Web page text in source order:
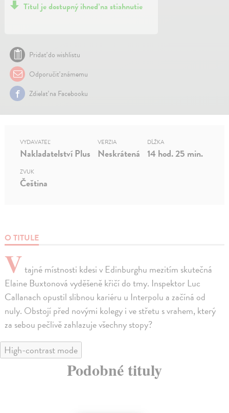
Titul je dostupný ihneď na stiahnutie
Pridať do wishlistu
Odporučiť známemu
Zdielať na Facebooku
O TITULE
Vtajné místnosti kdesi v Edinburghu mezitím skutečná
Elaine Buxtonová vyděšeně křičí do tmy. Inspektor Luc
Callanach opustil slibnou kariéru u Interpolu a začíná od
nuly. Obstojí před novými kolegy i ve střetu s vrahem, který
za sebou pečlivě zahlazuje všechny stopy?
VYDAVATEĽ
Nakladatelství Plus
VERZIA
Neskrátená
DĹŽKA
14 hod. 25 min.
ZVUK
Čeština
High-contrast mode
Podobné tituly